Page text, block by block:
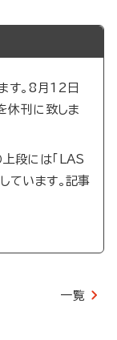
す。8月12日
休刊に致しま
段には「LAS
ています。記事
一覧